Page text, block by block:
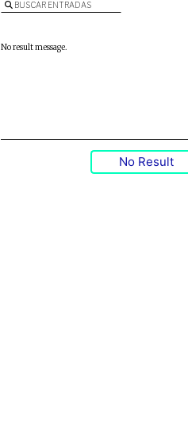
BUSCAR ENTRADAS
No result message.
No Result